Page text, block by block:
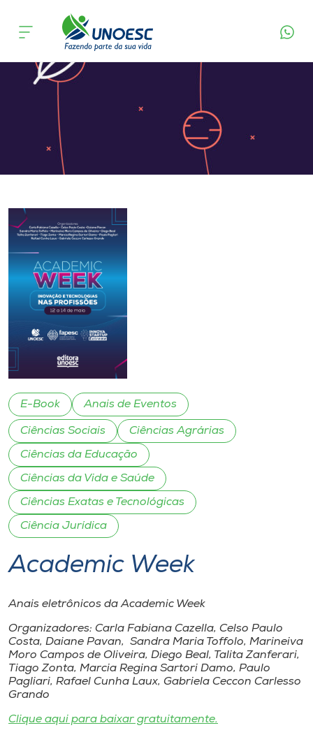
Cursos
Onde estamos
Atendimento ao Estudante
Unoesc
Internacionalização
I.nova
Cultura
CPA
Biblioteca
Museu
Unoesc
Store
E-Book Anais de Eventos
Ciências Sociais Ciências Agrárias
Ciências da Educação
Ciências da Vida e Saúde
Ciências Exatas e Tecnológicas
Ciência Jurídica
Academic Week
Anais eletrônicos da Academic Week
Organizadores: Carla Fabiana Cazella, Celso Paulo
Costa, Daiane Pavan, Sandra Maria Toffolo, Marineiva
Moro Campos de Oliveira, Diego Beal, Talita Zanferari,
Tiago Zonta, Marcia Regina Sartori Damo, Paulo
Pagliari, Rafael Cunha Laux, Gabriela Ceccon Carlesso
Grando
Clique aqui para baixar gratuitamente.